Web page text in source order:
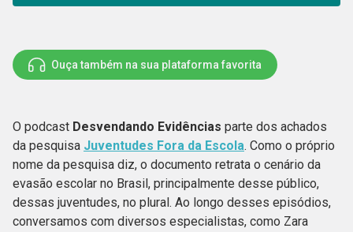
Ouça também na sua plataforma favorita
O podcast Desvendando Evidências parte dos achados
da pesquisa Juventudes Fora da Escola. Como o próprio
nome da pesquisa diz, o documento retrata o cenário da
evasão escolar no Brasil, principalmente desse público,
dessas juventudes, no plural. Ao longo desses episódios,
conversamos com diversos especialistas, como Zara